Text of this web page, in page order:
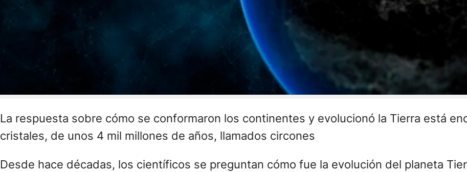
La respuesta sobre cómo se conformaron los continentes y evolucionó la Tierra está
cristales, de unos 4 mil millones de años, llamados circones
Desde hace décadas, los científicos se preguntan cómo fue la evolución del planeta